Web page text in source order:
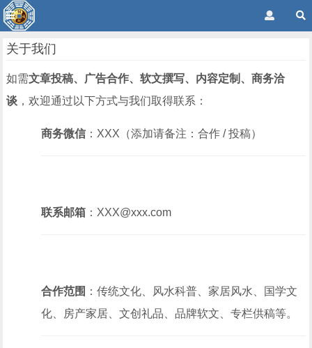
关于我们
如需文章投稿、广告合作、软文撰写、内容定制、商务洽
谈 ，欢迎通过以下方式与我们取得联系：
商务微信 ：XXX（添加请备注：合作 / 投稿）
联系邮箱 ：XXX@xxx.com
合作范围 ：传统文化、风水科普、家居风水、国学文
化、房产家居、文创礼品、品牌软文、专栏供稿等。